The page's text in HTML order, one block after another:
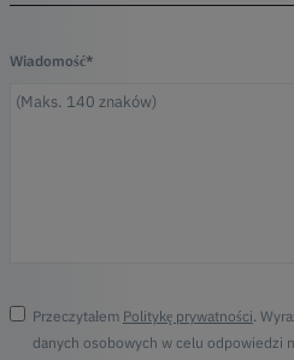
Wiadomość*
Przeczytałem Politykę prywatności .
danych osobowych w celu odpowiedzi